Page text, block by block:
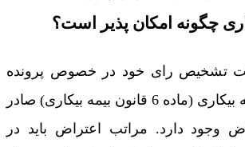
چگونه امکان پذیر است؟
تشخیص رای خود در خصوص پرونده
های مربوط به بیمه بیکاری (ماده 6 قانون بیمه بیکاری) صادر
وجود دارد. مراتب اعتراض باید در